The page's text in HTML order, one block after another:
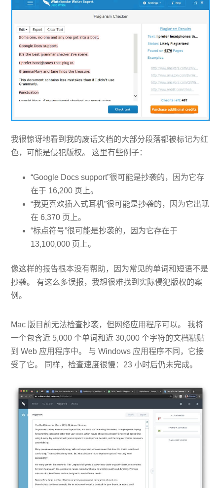
我很惊讶地看到我的废话文档的大部分段落都被标记为红
色，可能是侵犯版权。 这里有些例子：
“Google Docs support”很可能是抄袭的，因为它存
在于 16,200 页上。
“我更喜欢插入式耳机”很可能是抄袭的，因为它出现
在 6,370 页上。
“标点符号”很可能是抄袭的，因为它存在于
13,100,000 页上。
像这样的报告根本没有帮助，因为常见的单词和短语不是
抄袭。 有这么多误报，我想很难找到实际侵犯版权的案
例。
Mac 版目前无法检查抄袭，但网络应用程序可以。 我将
一个包含近 5,000 个单词和近 30,000 个字符的文档粘贴
到 Web 应用程序中。 与 Windows 应用程序不同，它接
受了它。 同样，检查速度很慢：23 小时后仍未完成。